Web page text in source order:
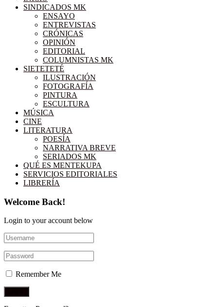
SINDICADOS MK
ENSAYO
ENTREVISTAS
CRÓNICAS
OPINIÓN
EDITORIAL
COLUMNISTAS MK
SIETETETÉ
ILUSTRACIÓN
FOTOGRAFÍA
PINTURA
ESCULTURA
MÚSICA
CINE
LITERATURA
POESÍA
NARRATIVA BREVE
SERIADOS MK
QUÉ ES MENTEKUPA
SERVICIOS EDITORIALES
LIBRERÍA
Welcome Back!
Login to your account below
Remember Me